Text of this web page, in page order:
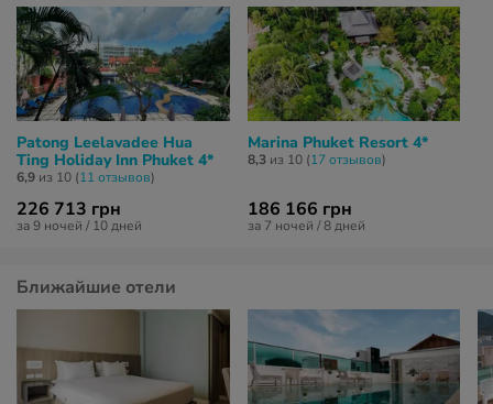
Patong Leelavadee Hua
Ting Holiday Inn Phuket 4*
6,9 из 10 (11 отзывов)
226 713 грн
за 9 ночей / 10 дней
Marina Phuket Resort 4*
8,3из 10 (17 отзывов)
186 166 грн
за 7 ночей / 8 дней
Ближайшие отели